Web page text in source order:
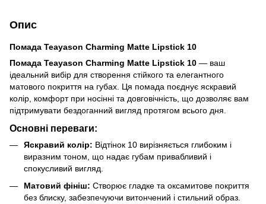
Опис
Помада Teayason Charming Matte Lipstick 10
Помада Teayason Charming Matte Lipstick 10 — ваш
ідеальний вибір для створення стійкого та елегантного
матового покриття на губах. Ця помада поєднує яскравий
колір, комфорт при носінні та довговічність, що дозволяє вам
підтримувати бездоганний вигляд протягом всього дня.
Основні переваги:
Яскравий колір: Відтінок 10 вирізняється глибоким і
виразним тоном, що надає губам привабливий і
спокусливий вигляд.
Матовий фініш: Створює гладке та оксамитове покриття
без блиску, забезпечуючи витончений і стильний образ.